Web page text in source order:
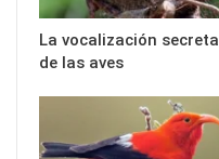
La vocalización secreta
de las aves